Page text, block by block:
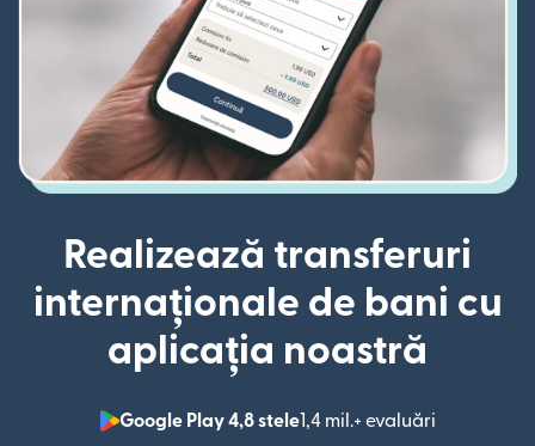
Realizează transferuri
internaționale de bani cu
aplicația noastră
Google Play 4,8 stele1,4 mil.+ evaluări
(se